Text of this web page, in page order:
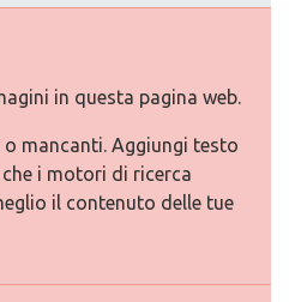
in questa pagina web.
mancanti. Aggiungi testo
i motori di ricerca
il contenuto delle tue